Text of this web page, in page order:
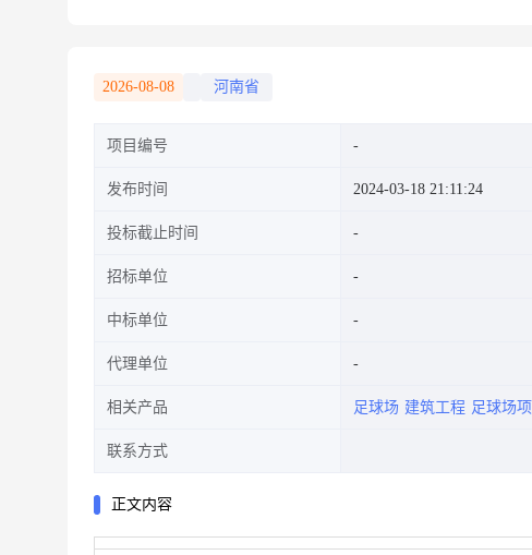
2026-08-08 河南省
项目编号
发布时间 2024-03-18 21:11:24
投标截止时间
招标单位
中标单位
代理单位
相关产品 足球场 建筑工程 足球场项
联系方式
正文内容